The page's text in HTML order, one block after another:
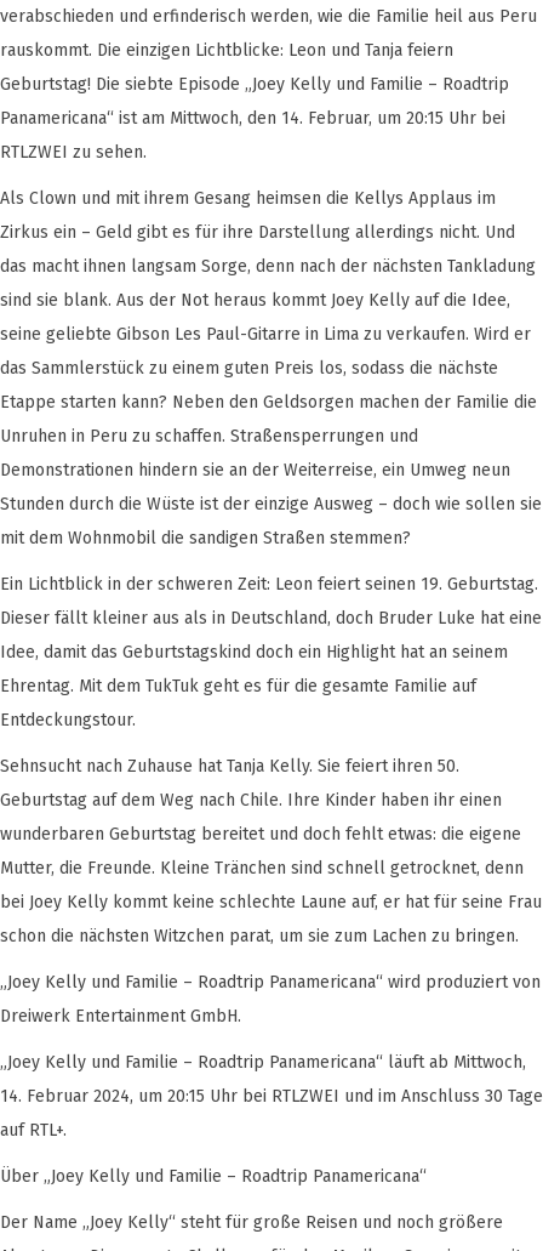
verabschieden und erfinderisch werden, wie die Familie heil aus Peru
rauskommt. Die einzigen Lichtblicke: Leon und Tanja feiern
Geburtstag! Die siebte Episode „Joey Kelly und Familie – Roadtrip
Panamericana“ ist am Mittwoch, den 14. Februar, um 20:15 Uhr bei
RTLZWEI zu sehen.
Als Clown und mit ihrem Gesang heimsen die Kellys Applaus im
Zirkus ein – Geld gibt es für ihre Darstellung allerdings nicht. Und
das macht ihnen langsam Sorge, denn nach der nächsten Tankladung
sind sie blank. Aus der Not heraus kommt Joey Kelly auf die Idee,
seine geliebte Gibson Les Paul-Gitarre in Lima zu verkaufen. Wird er
das Sammlerstück zu einem guten Preis los, sodass die nächste
Etappe starten kann? Neben den Geldsorgen machen der Familie die
Unruhen in Peru zu schaffen. Straßensperrungen und
Demonstrationen hindern sie an der Weiterreise, ein Umweg neun
Stunden durch die Wüste ist der einzige Ausweg – doch wie sollen sie
mit dem Wohnmobil die sandigen Straßen stemmen?
Ein Lichtblick in der schweren Zeit: Leon feiert seinen 19. Geburtstag.
Dieser fällt kleiner aus als in Deutschland, doch Bruder Luke hat eine
Idee, damit das Geburtstagskind doch ein Highlight hat an seinem
Ehrentag. Mit dem TukTuk geht es für die gesamte Familie auf
Entdeckungstour.
Sehnsucht nach Zuhause hat Tanja Kelly. Sie feiert ihren 50.
Geburtstag auf dem Weg nach Chile. Ihre Kinder haben ihr einen
wunderbaren Geburtstag bereitet und doch fehlt etwas: die eigene
Mutter, die Freunde. Kleine Tränchen sind schnell getrocknet, denn
bei Joey Kelly kommt keine schlechte Laune auf, er hat für seine Frau
schon die nächsten Witzchen parat, um sie zum Lachen zu bringen.
„Joey Kelly und Familie – Roadtrip Panamericana“ wird produziert von
Dreiwerk Entertainment GmbH.
„Joey Kelly und Familie – Roadtrip Panamericana“ läuft ab Mittwoch,
14. Februar 2024, um 20:15 Uhr bei RTLZWEI und im Anschluss 30 Tage
auf RTL+.
Über „Joey Kelly und Familie – Roadtrip Panamericana“
Der Name „Joey Kelly“ steht für große Reisen und noch größere